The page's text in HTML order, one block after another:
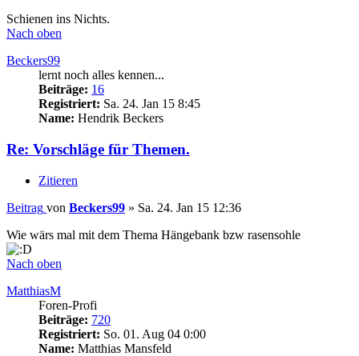
Schienen ins Nichts.
Nach oben
Beckers99
lernt noch alles kennen...
Beiträge: 16
Registriert: Sa. 24. Jan 15 8:45
Name: Hendrik Beckers
Re: Vorschläge für Themen.
Zitieren
Beitrag von Beckers99 » Sa. 24. Jan 15 12:36
Wie wärs mal mit dem Thema Hängebank bzw rasensohle
Nach oben
MatthiasM
Foren-Profi
Beiträge: 720
Registriert: So. 01. Aug 04 0:00
Name: Matthias Mansfeld